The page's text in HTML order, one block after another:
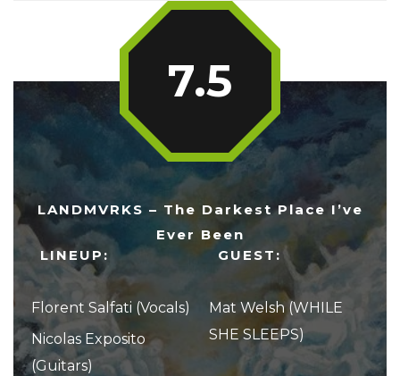
LANDMVRKS – The Darkest Place I’ve
Ever Been
LINEUP:
Florent Salfati (Vocals)
Nicolas Exposito
(Guitars)
GUEST:
Mat Welsh (WHILE
SHE SLEEPS)
7.5